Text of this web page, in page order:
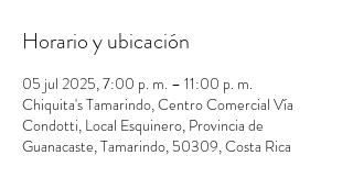
Horario y ubicación
05 jul 2025, 7:00 p. m. – 11:00 p. m.
Chiquita's Tamarindo, Centro Comercial Vía
Condotti, Local Esquinero, Provincia de
Guanacaste, Tamarindo, 50309, Costa Rica